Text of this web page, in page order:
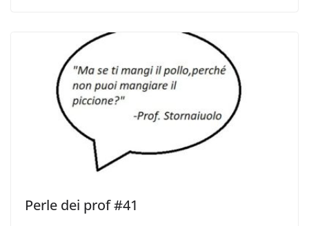
Perle dei prof #41